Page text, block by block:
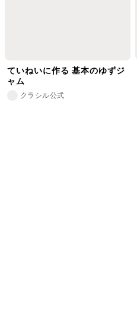
ていねいに作る 基本のゆずジ
ャム
クラシル公式